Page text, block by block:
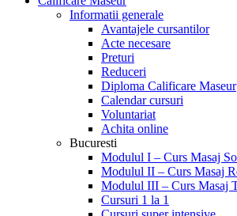
Informatii generale
Avantajele cursantilor
Acte necesare
Preturi
Reduceri
Diploma Calificare Maseur
Calendar cursuri
Voluntariat
Achita online
Bucuresti
Modulul I – Curs Masaj
Modulul II – Curs Masaj
Modulul III – Curs Masaj
Cursuri 1 la 1